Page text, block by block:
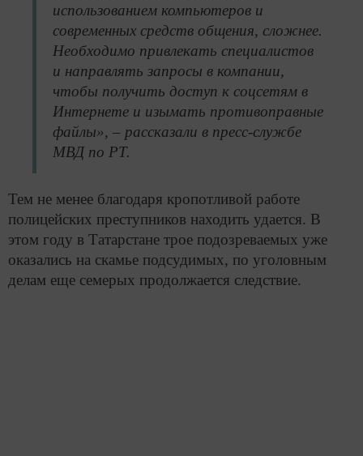
использованием компьютеров и
современных средств общения, сложнее.
Необходимо привлекать специалистов
и направлять запросы в компании,
чтобы получить доступ к соцсетям в
Интернете и изымать противоправные
файлы», – рассказали в пресс-службе
МВД по РТ.
Тем не менее благодаря кропотливой работе
полицейских преступников находить удается. В
этом году в Татарстане трое подозреваемых уже
оказались на скамье подсудимых, по уголовным
делам еще семерых продолжается следствие.